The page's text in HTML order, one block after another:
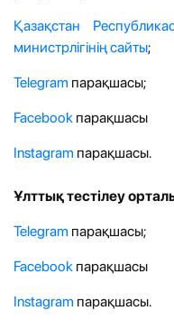
Қазақстан
министрлігінің сайты;
Telegram парақшасы;
Facebook парақшасы
Instagram парақшасы.
Ұлттық тестілеу
Telegram парақшасы;
Facebook парақшасы
Instagram парақшасы.